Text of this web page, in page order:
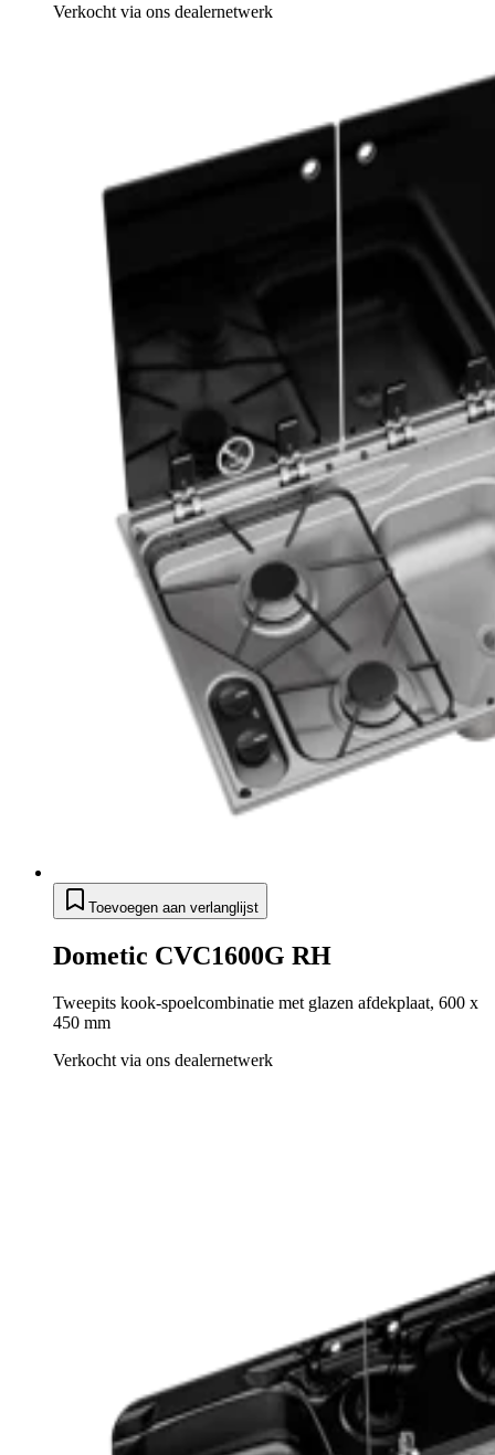
Verkocht via ons dealernetwerk
Toevoegen aan verlanglijst
Dometic CVC1600G RH
Tweepits kook-spoelcombinatie met glazen afdekplaat, 600 x
450 mm
Verkocht via ons dealernetwerk